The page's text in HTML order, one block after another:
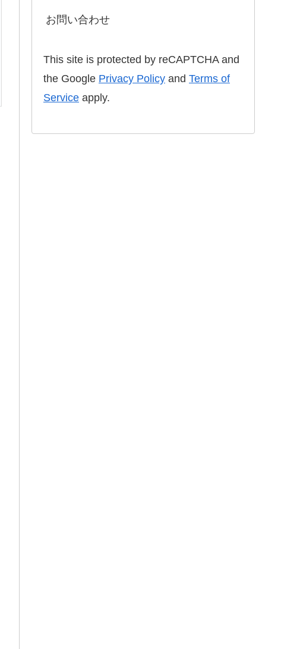
お問い合わせ
This site is protected by reCAPTCHA and
the Google Privacy Policy and Terms of
Service apply.